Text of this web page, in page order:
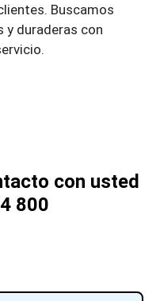
Buscamos
y duraderas con
con usted
800